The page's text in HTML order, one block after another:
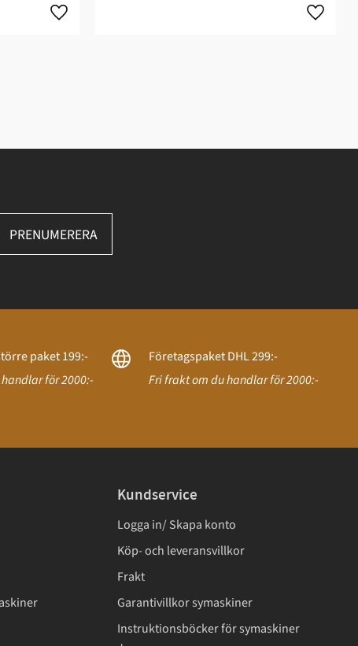
PRENUMERERA
paket 199:-
för 2000:-
Företagspaket DHL 299:-
Fri frakt om du handlar för 2000:-
Kundservice
Logga in/ Skapa konto
Köp- och leveransvillkor
Frakt
Garantivillkor symaskiner
Instruktionsböcker för symaskiner